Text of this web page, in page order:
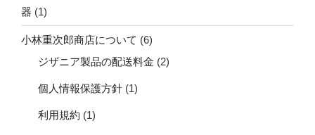
器 (1)
小林重次郎商店について (6)
ジザニア製品の配送料金 (2)
個人情報保護方針 (1)
利用規約 (1)